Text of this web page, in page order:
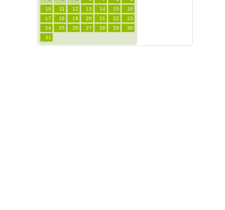
10
11 12 13 14 15
16
17
18 19 20 21 22
23
24
25 26 27 28 29
30
31